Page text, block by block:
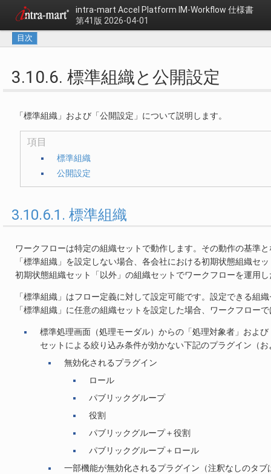
intra-mart Accel Platform IM-Workflow 仕様書
第41版 2026-04-01
目次
3.10.6. 標準組織と公開設定
「標準組織」および「公開設定」について説明します。
項目
標準組織
公開設定
3.10.6.1. 標準組織
ワークフローは特定の組織セットで動作します。その動作の基準
「標準組織」を設定しない場合、各会社における初期状態組織セ
初期状態組織セット「以外」の組織セットでワークフローを運用
「標準組織」はフロー定義に対して設定可能です。設定できる組
「標準組織」に任意の組織セットを設定した場合、ワークフロー
標準処理画面（処理モーダル）からの「処理対象者」およ
セットによる絞り込み条件が効かない下記のプラグイン（
無効化されるプラグイン
ロール
パブリックグループ
役割
パブリックグループ＋役割
パブリックグループ＋ロール
一部機能が無効化されるプラグイン（注釈なしのタブ